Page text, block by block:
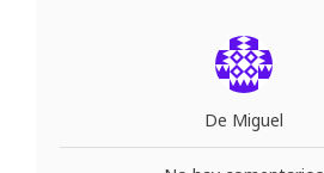
De Miguel